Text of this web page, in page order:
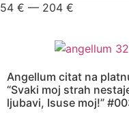
54 € — 204 €
Angellum citat na
“Svaki moj strah
ljubavi, Isuse moj!”